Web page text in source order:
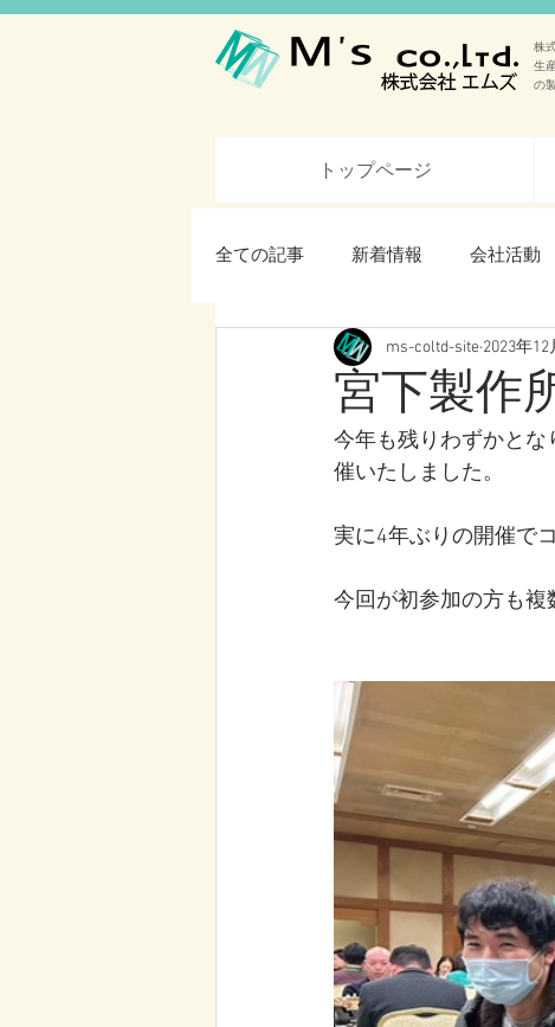
株
生
の
トップページ
全ての記事 新着情報 会社活動
宮下製作
ms-coltd-site 2023年12
今年も残りわずかと
催いたしました。
実に4年ぶりの開催で
今回が初参加の方も複